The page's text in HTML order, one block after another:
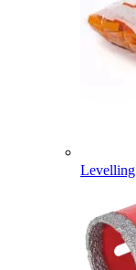
Levelling